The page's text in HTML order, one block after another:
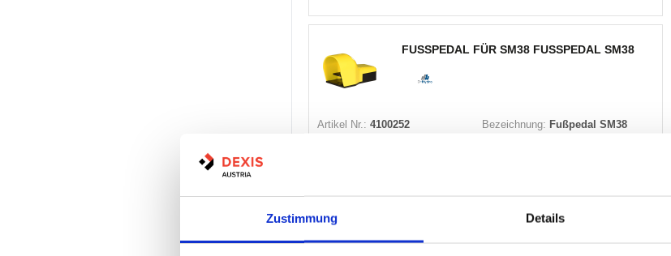
Zustimmung Details
FUSSPEDAL FÜR SM38 FUSSPEDAL SM38
Artikel Nr.: 4100252
Bezeichnung: Fußpedal SM38